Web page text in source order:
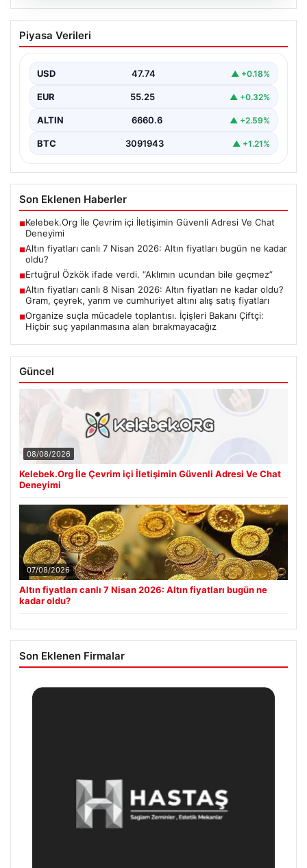
07.08.2026
Altın fiyatları canlı 7 Nisan 2026: Altın
fiyatları bugün ne kadar oldu?
Piyasa Verileri
USD 47.74 ▲ +0.18%
EUR 55.25 ▲ +0.32%
ALTIN 6660.6 ▲ +2.59%
BTC 3091943 ▲ +1.21%
Son Eklenen Haberler
■Kelebek.Org İle Çevrim içi İletişimin Güvenli Adresi Ve Chat
Deneyimi
■Altın fiyatları canlı 7 Nisan 2026: Altın fiyatları bugün ne kadar
oldu?
■Ertuğrul Özkök ifade verdi. “Aklımın ucundan bile geçmez”
■Altın fiyatları canlı 8 Nisan 2026: Altın fiyatları ne kadar oldu?
Gram, çeyrek, yarım ve cumhuriyet altını alış satış fiyatları
■Organize suçla mücadele toplantısı. İçişleri Bakanı Çiftçi:
Hiçbir suç yapılanmasına alan bırakmayacağız
Güncel
08/08/2026
Kelebek.Org İle Çevrim içi İletişimin Güvenli Adresi Ve Chat
Deneyimi
07/08/2026
Altın fiyatları canlı 7 Nisan 2026: Altın fiyatları bugün ne
kadar oldu?
Son Eklenen Firmalar